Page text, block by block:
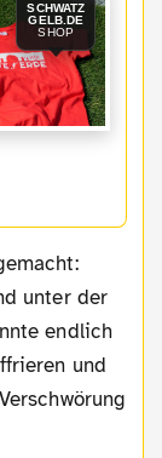
SCHWATZ
GELB.DE
SHOP
unter der
endlich
und